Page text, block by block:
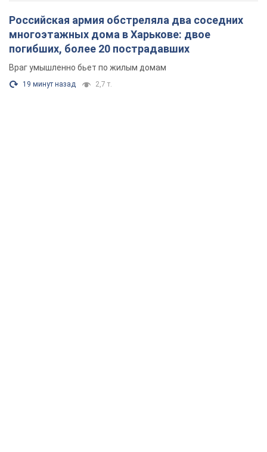
Российская армия обстреляла два соседних
многоэтажных дома в Харькове: двое
погибших, более 20 пострадавших
Враг умышленно бьет по жилым домам
19 минут назад 2,7 т.